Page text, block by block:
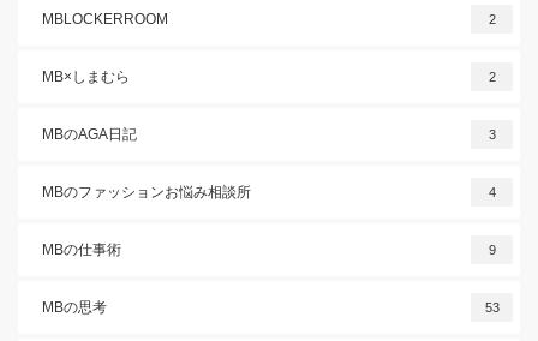
MBLOCKERROOM 2
MB×しまむら 2
MBのAGA日記 3
MBのファッションお悩み相談所 4
MBの仕事術 9
MBの思考 53